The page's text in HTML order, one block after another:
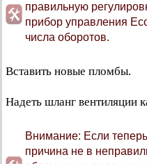
правильную
прибор управления
числа оборотов.
Вставить новые пломбы.
Надеть шланг вентиляции
Внимание: Если
причина не в